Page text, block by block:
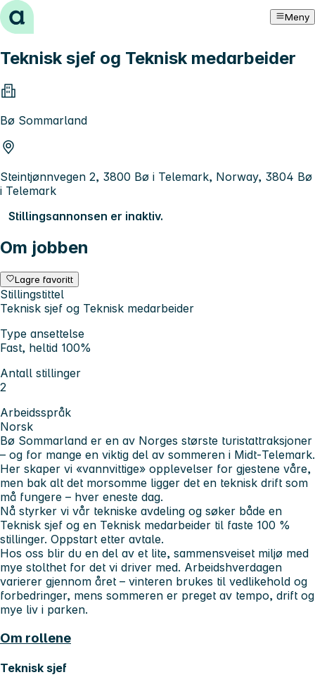
Hopp til innhold Meny
Teknisk sjef og Teknisk medarbeider
Bø Sommarland
Steintjønnvegen 2, 3800 Bø i Telemark, Norway, 3804 Bø
i Telemark
Stillingsannonsen er inaktiv.
Om jobben
Lagre favoritt
Stillingstittel
Teknisk sjef og Teknisk medarbeider
Type ansettelse
Fast, heltid 100%
Antall stillinger
2
Arbeidsspråk
Norsk
Bø Sommarland er en av Norges største turistattraksjoner
– og for mange en viktig del av sommeren i Midt‑Telemark.
Her skaper vi «vannvittige» opplevelser for gjestene våre,
men bak alt det morsomme ligger det en teknisk drift som
må fungere – hver eneste dag.
Nå styrker vi vår tekniske avdeling og søker både en
Teknisk sjef og en Teknisk medarbeider til faste 100 %
stillinger. Oppstart etter avtale.
Hos oss blir du en del av et lite, sammensveiset miljø med
mye stolthet for det vi driver med. Arbeidshverdagen
varierer gjennom året – vinteren brukes til vedlikehold og
forbedringer, mens sommeren er preget av tempo, drift og
mye liv i parken.
Om rollene
Teknisk sjef